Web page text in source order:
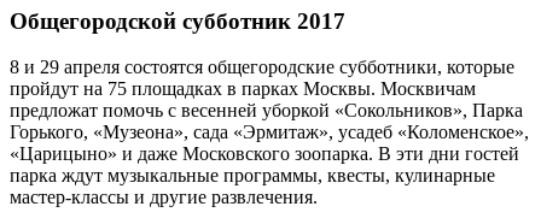
Общегородской субботник 2017
8 и 29 апреля состоятся общегородские субботники, которые
пройдут на 75 площадках в парках Москвы. Москвичам
предложат помочь с весенней уборкой «Сокольников», Парка
Горького, «Музеона», сада «Эрмитаж», усадеб «Коломенское»,
«Царицыно» и даже Московского зоопарка. В эти дни гостей
парка ждут музыкальные программы, квесты, кулинарные
мастер-классы и другие развлечения.